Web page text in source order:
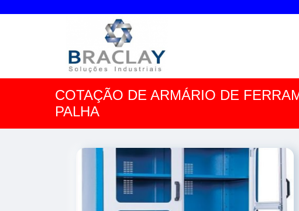
COTAÇÃO DE ARMÁRIO DE
PALHA